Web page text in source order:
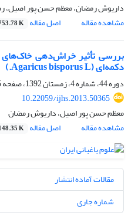
داریوش رمضان، معظم حسن پور اصیل،
مشاهده مقاله
اصل مقاله K
بررسی تأثیر خراش‌دهی
دکمه‌ای (Agaricus bisporus L.)
دوره 44، شماره 4، زمستان 1392، صفحه
10.22059/ijhs.2013.50365
معظم حسن پور اصیل، داریوش رمضان
مشاهده مقاله
اصل مقاله K
مقالات آماده انتشار
شماره جاری